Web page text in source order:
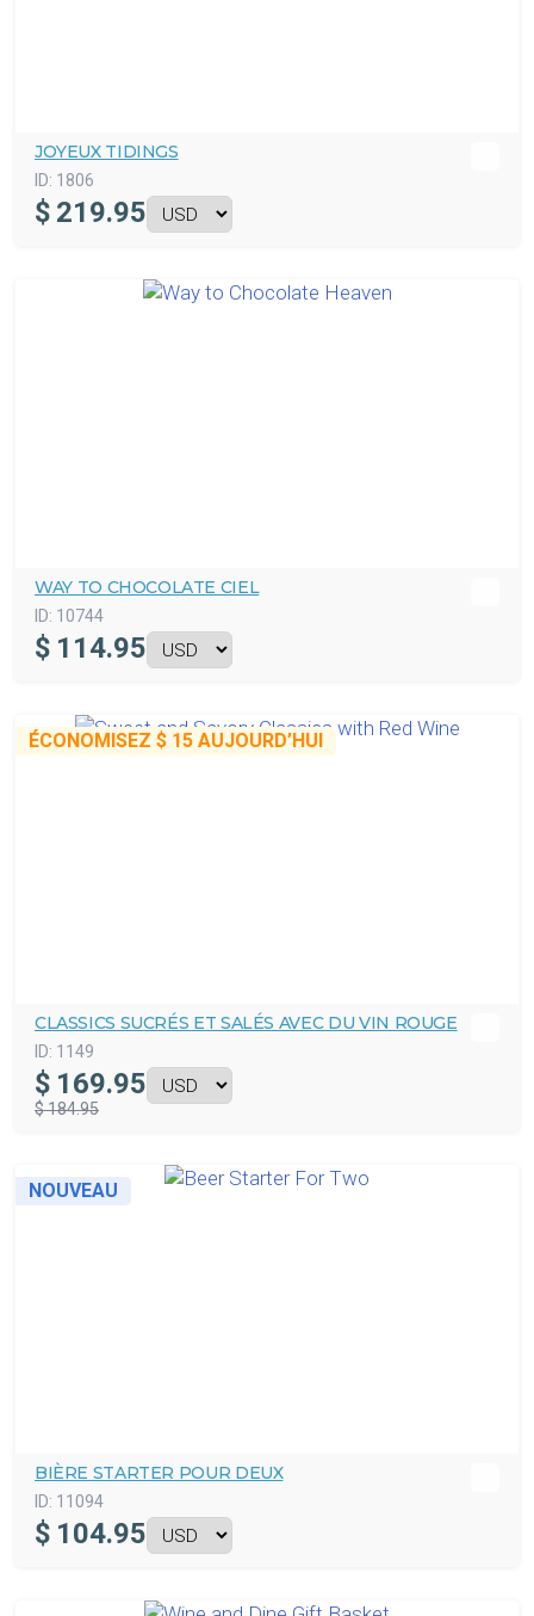
JOYEUX TIDINGS
ID: 1806
$ 219.95
WAY TO CHOCOLATE CIEL
ID: 10744
$ 114.95
ÉCONOMISEZ $ 15 AUJOURD’HUI
CLASSICS SUCRÉS ET SALÉS AVEC DU VIN ROUGE
ID: 1149
$ 169.95
$ 184.95
NOUVEAU
BIÈRE STARTER POUR DEUX
ID: 11094
$ 104.95